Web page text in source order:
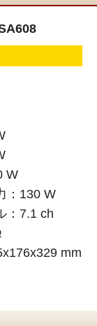
W
：130 W
：7.1 ch
mm